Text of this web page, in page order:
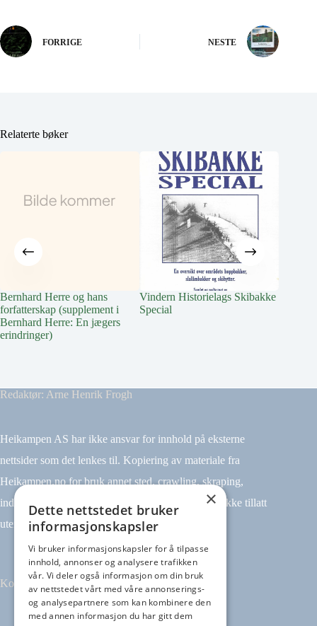
FORRIGE NESTE
Relaterte bøker
Bernhard Herre og hans
forfatterskap (supplement i
Bernhard Herre: En jægers
erindringer)
Vindern Historielags Skibakke
Special
Redaktør: Arne Henrik Frogh
Heikampen AS har ikke ansvar for innhold på eksterne
nettsider som det lenkes til. Kopiering av materiale fra
Heikampen.no for bruk annet sted, crawling, skraping,
indeksering (for eksempel tekst og datamining) er ikke tillatt
uten avtale.
Kontakt
Tilbakemeldinger
×
Dette nettstedet bruker
informasjonskapsler
Vi bruker informasjonskapsler for å tilpasse
innhold, annonser og analysere trafikken
vår. Vi deler også informasjon om din bruk
av nettstedet vårt med våre annonserings-
og analysepartnere som kan kombinere den
med annen informasjon du har gitt dem